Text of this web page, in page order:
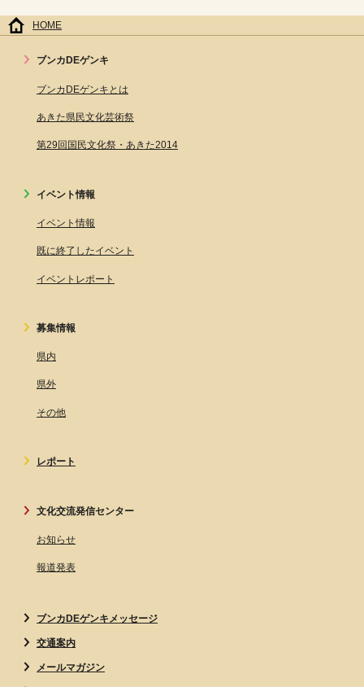
HOME
ブンカDEゲンキ
ブンカDEゲンキとは
あきた県民文化芸術祭
第29回国民文化祭・あきた2014
イベント情報
イベント情報
既に終了したイベント
イベントレポート
募集情報
県内
県外
その他
レポート
文化交流発信センター
お知らせ
報道発表
ブンカDEゲンキメッセージ
交通案内
メールマガジン